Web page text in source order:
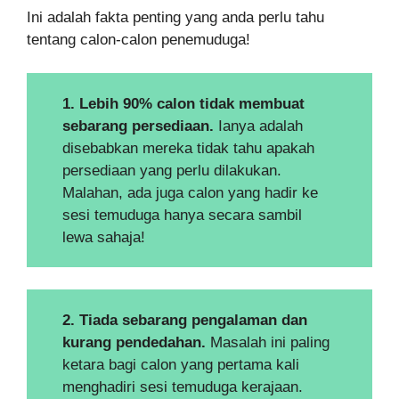
Ini adalah fakta penting yang anda perlu tahu
tentang calon-calon penemuduga!
1. Lebih 90% calon tidak membuat
sebarang persediaan. Ianya adalah
disebabkan mereka tidak tahu apakah
persediaan yang perlu dilakukan.
Malahan, ada juga calon yang hadir ke
sesi temuduga hanya secara sambil
lewa sahaja!
2. Tiada sebarang pengalaman dan
kurang pendedahan. Masalah ini paling
ketara bagi calon yang pertama kali
menghadiri sesi temuduga kerajaan.